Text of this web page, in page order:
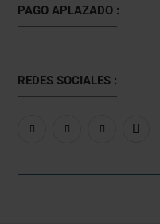
PAGO APLAZADO :
REDES SOCIALES :